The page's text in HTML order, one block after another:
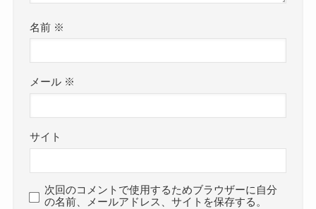
名前 ※
メール ※
サイト
次回のコメントで使用するためブラウザーに自分
の名前、メールアドレス、サイトを保存する。